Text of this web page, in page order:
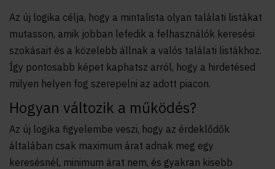
Az új logika célja, hogy a mintalista olyan találati listákat
mutasson, amik jobban lefedik a felhasználók keresési
szokásait és a közelebb állnak a valós találati listákhoz.
Így pontosabb képet kaphatsz arról, hogy a hirdetésed
milyen helyen fog szerepelni az adott piacon.
Hogyan változik a működés?
Az új logika figyelembe veszi, hogy az érdeklődők
általában csak maximum árat adnak meg egy
keresésnél, minimum árat nem, és gyakran kisebb